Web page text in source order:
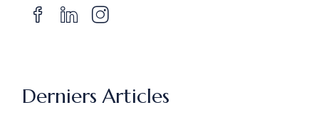
Derniers Articles